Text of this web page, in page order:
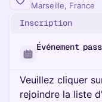
Marseille, France
Inscription
Événement
Veuillez cliquer
rejoindre la liste